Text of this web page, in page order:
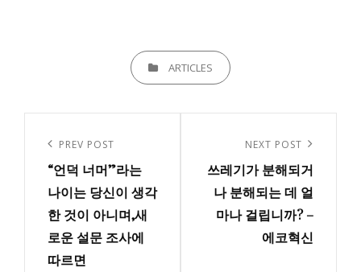
CATEGORIESARTICLES
Previous
Post
PREV POST
“언덕 너머”라는
나이는 당신이 생각
한 것이 아니며,새
로운 설문 조사에
따르면
Post
NEXT POST
쓰레기가 분해되거
나 분해되는 데 얼
마나 걸립니까? –
에코혁신